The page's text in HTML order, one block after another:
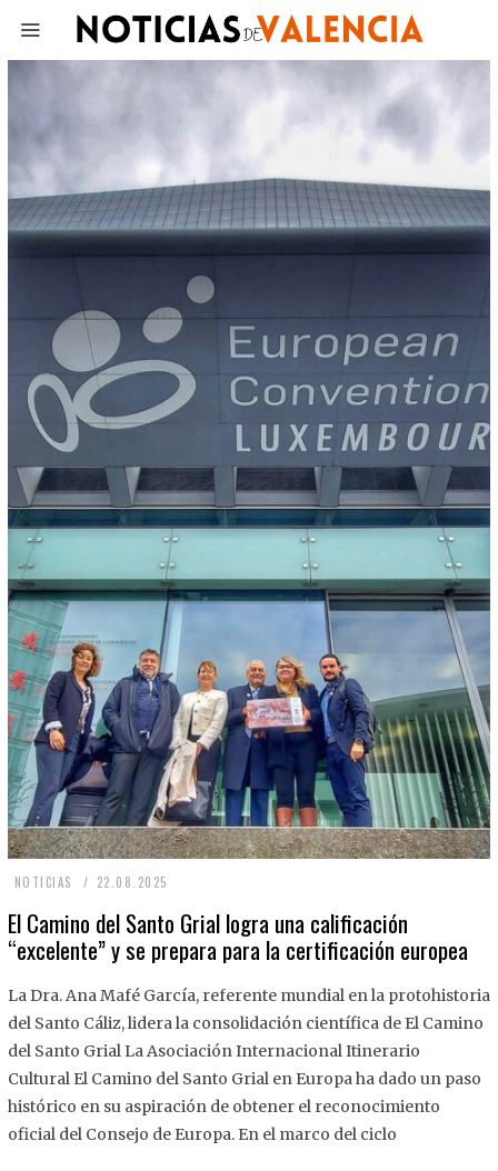
NOTICIAS 22.08.2025
.
8
2
2
El Camino del Santo Grial logra una calificación
“excelente” y se prepara para la certificación europea
La Dra. Ana Mafé García, referente mundial en la protohistoria
del Santo Cáliz, lidera la consolidación científica de El Camino
del Santo Grial La Asociación Internacional Itinerario
Cultural El Camino del Santo Grial en Europa ha dado un paso
histórico en su aspiración de obtener el reconocimiento
oficial del Consejo de Europa. En el marco del ciclo